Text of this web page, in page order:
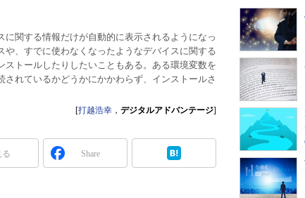
Database Expert
Linux ＆ OSS
Master of IP Network
Security & Trust
Test & Tools
関する情報だけが自動的に表示されるようになっ
、すでに使わなくなったようなデバイスに関する
トールしたりしたいこともある。ある環境変数を
れているかどうかにかかわらず、インストールさ
[打越浩幸 ， デジタルアドバンテージ]
る Share